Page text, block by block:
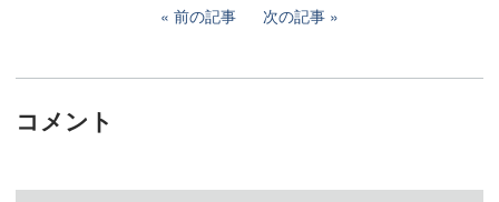
前の記事 次の記事
コメント